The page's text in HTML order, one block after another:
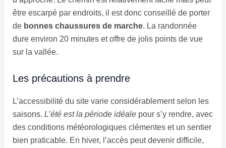
être escarpé par endroits, il est donc conseillé de porter
de bonnes chaussures de marche. La randonnée
dure environ 20 minutes et offre de jolis points de vue
sur la vallée.
Les précautions à prendre
L’accessibilité du site varie considérablement selon les
saisons. L’été est la période idéalepour s’y rendre, avec
des conditions météorologiques clémentes et un sentier
bien praticable. En hiver, l’accès peut devenir difficile,